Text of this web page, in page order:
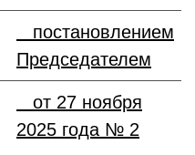
постановлением
Председателем
от 27 ноября
2025 года № 2